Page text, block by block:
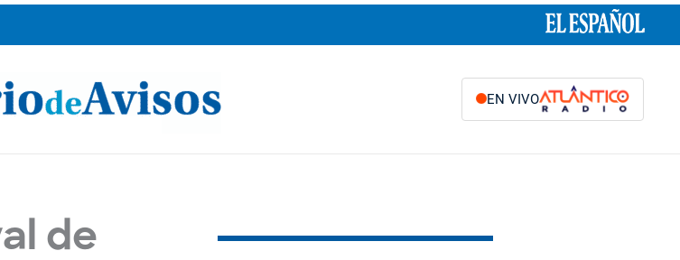
EN VIVO
de